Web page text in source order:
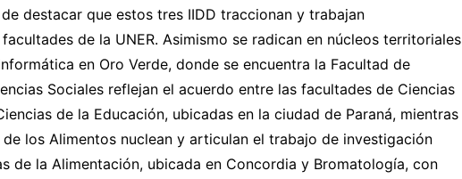
destacar que estos tres IIDD traccionan y trabajan
de la UNER. Asimismo se radican en núcleos territoriales
en Oro Verde, donde se encuentra la Facultad de
Sociales reflejan el acuerdo entre las facultades de Ciencias
de la Educación, ubicadas en la ciudad de Paraná, mientras
los Alimentos nuclean y articulan el trabajo de investigación
de la Alimentación, ubicada en Concordia y Bromatología, con